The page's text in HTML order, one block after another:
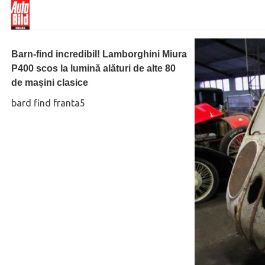
Barn-find incredibil! Lamborghini Miura
P400 scos la lumină alături de alte 80
de mașini clasice
bard find franta5